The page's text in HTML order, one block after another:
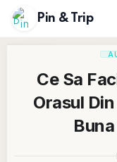
Pin & Trip
Ce Sa
Orasul